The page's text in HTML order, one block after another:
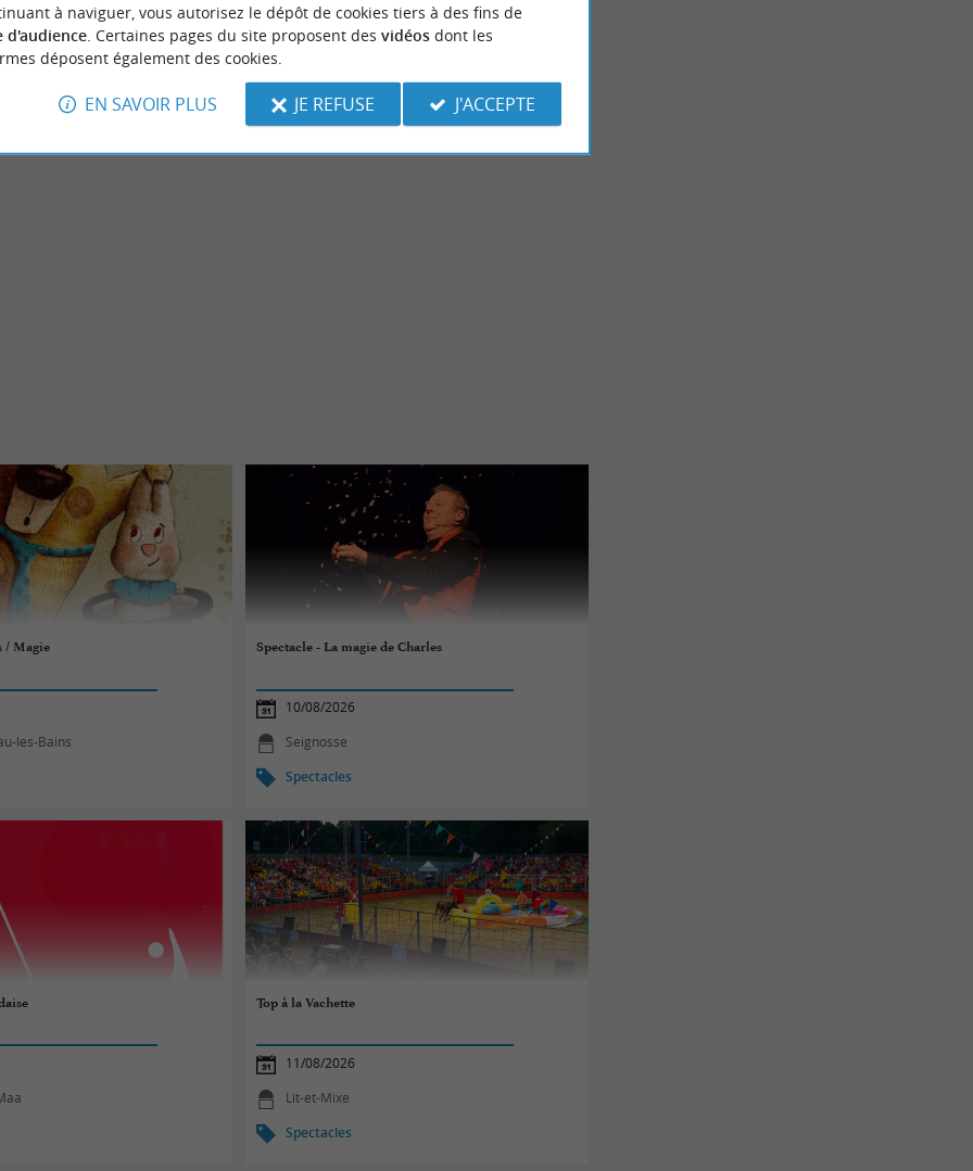
Parentis-en-Born
/ Magie
les-Bains
Spectacle - La magie de Charles
10/08/2026
Seignosse
Spectacles
Top à la Vachette
11/08/2026
Lit-et-Mixe
Spectacles
à naviguer, vous autorisez le dépôt de cookies tiers à des fins de
d'audience. Certaines pages du site proposent des vidéosdont les
déposent également des cookies.
EN SAVOIR PLUS JE REFUSE J'ACCEPTE